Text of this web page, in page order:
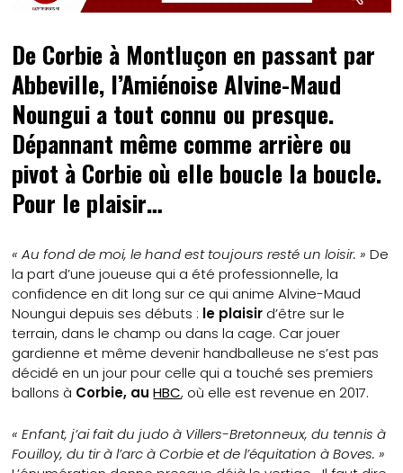
De Corbie à Montluçon en passant par
Abbeville, l’Amiénoise Alvine-Maud
Noungui a tout connu ou presque.
Dépannant même comme arrière ou
pivot à Corbie où elle boucle la boucle.
Pour le plaisir…
« Au fond de moi, le hand est toujours resté un loisir. » De
la part d’une joueuse qui a été professionnelle, la
confidence en dit long sur ce qui anime Alvine-Maud
Noungui depuis ses débuts : le plaisir d’être sur le
terrain, dans le champ ou dans la cage. Car jouer
gardienne et même devenir handballeuse ne s’est pas
décidé en un jour pour celle qui a touché ses premiers
ballons à Corbie, auHBC, où elle est revenue en 2017.
« Enfant, j’ai fait du judo à Villers-Bretonneux, du tennis à
Fouilloy, du tir à l’arc à Corbie et de l’équitation à Boves. »